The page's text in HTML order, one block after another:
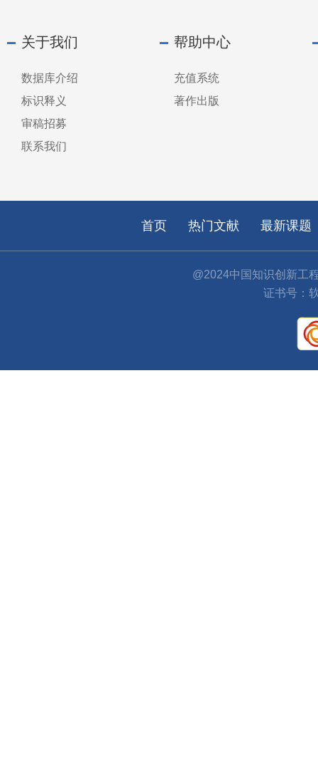
关于我们
数据库介绍
标识释义
审稿招募
联系我们
帮助中心
充值系统
著作出版
首页 热门文献 最新课题
@2024中国知识创新工
证书号：